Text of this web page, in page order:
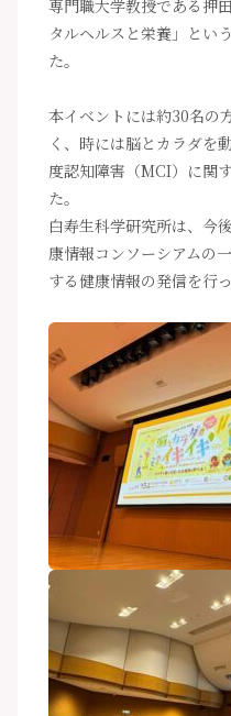
専門職大学教授である押
タルヘルスと栄養」とい
た。
本イベントには約30名の
く、時には脳とカラダを
度認知障害（MCI）に関
た。
白寿生科学研究所は、今
康情報コンソーシアムの
する健康情報の発信を行